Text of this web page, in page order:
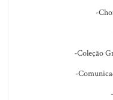
-
-Coleção
-